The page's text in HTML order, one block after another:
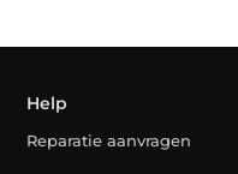
Help
Reparatie aanvragen